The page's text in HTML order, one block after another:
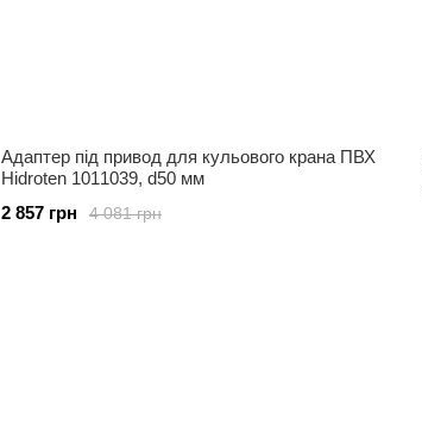
Адаптер під привод для кульового крана ПВХ
Hidroten 1011039, d50 мм
4 081 грн
2 857 грн